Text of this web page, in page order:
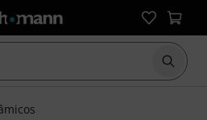
Iniciar